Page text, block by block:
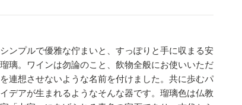
ンプルで優雅な佇まいと、すっぽりと手に収まる安
璃。ワインは勿論のこと、飲物全般にお使いいただ
連想させないような名前を付けました。共に歩むパ
デアが生まれるようなそんな器です。瑠璃色は仏教